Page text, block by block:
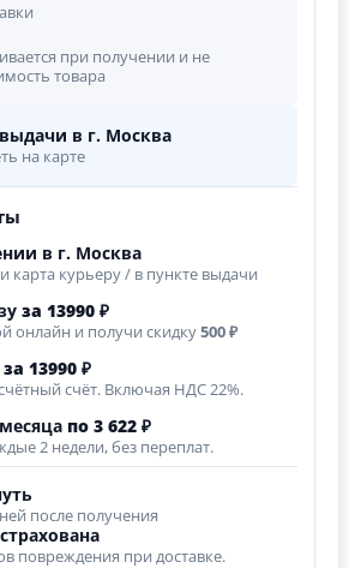
при получении и не
товара
в г. Москва
на карте
в г. Москва
карта курьеру / в пункте выдачи
за 13990 ₽
онлайн и получи скидку500 ₽
за 13990 ₽
счёт. Включая НДС 22%.
по 3 622 ₽
2 недели, без переплат.
после получения
повреждения при доставке.